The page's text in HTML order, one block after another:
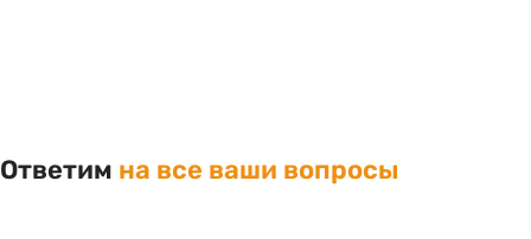
Ответим на все ваши вопросы